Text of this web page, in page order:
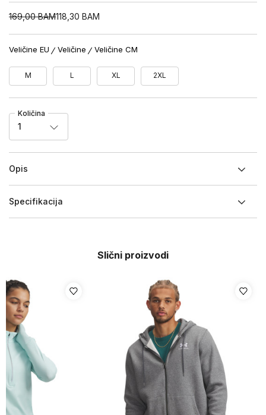
169,00 BAM118,30 BAM
Veličine EU Veličine Veličine CM
M L XL 2XL
Količina
1
Opis
Specifikacija
Slični proizvodi